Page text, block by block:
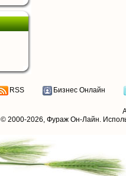
RSS Бизнес Онлайн
© 2000-2026, Фураж Он-Лайн.